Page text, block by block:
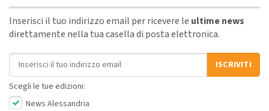
Inserisci il tuo indirizzo email per ricevere le ultime news
direttamente nella tua casella di posta elettronica.
Indirizzo email
ISCRIVITI
Scegli le tue edizioni:
News Alessandria